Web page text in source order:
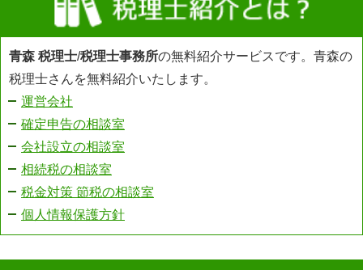
青森 税理士/税理士事務所の無料紹介サービスです。青森の
税理士さんを無料紹介いたします。
運営会社
確定申告の相談室
会社設立の相談室
相続税の相談室
税金対策 節税の相談室
個人情報保護方針